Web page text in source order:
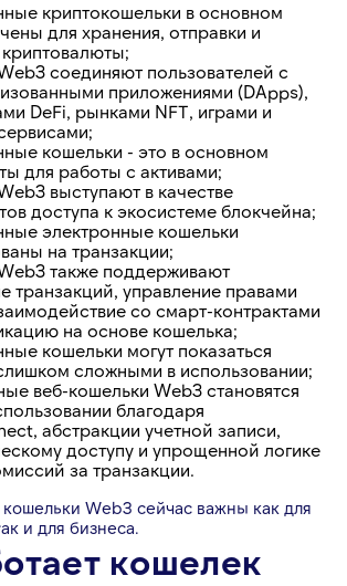
криптокошельки в основном
для хранения, отправки и
соединяют пользователей с
приложениями (DApps),
DeFi, рынками NFT, играми и
кошельки - это в основном
для работы с активами;
выступают в качестве
доступа к экосистеме блокчейна;
электронные кошельки
на транзакции;
также поддерживают
транзакций, управление правами
со смарт-контрактами
на основе кошелька;
кошельки могут показаться
сложными в использовании;
веб-кошельки Web3 становятся
благодаря
абстракции учетной записи,
доступу и упрощенной логике
за транзакции.
Web3 сейчас важны как для
и для бизнеса.
кошелек